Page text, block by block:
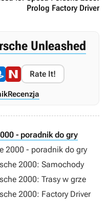
Prolog Factory Driver
Unleashed
Rate It!
Recenzja
- poradnik do gry
2000 - poradnik do gry
2000: Samochody
2000: Trasy w grze
2000: Factory Driver